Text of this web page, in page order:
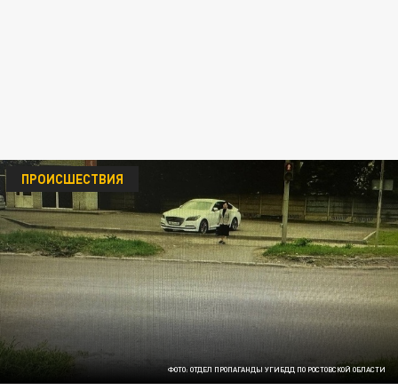
ФОТО: ОТДЕЛ ПРОПАГАНДЫ УГИБДД ПО РОСТОВСКОЙ ОБЛАСТИ
ПРОИСШЕСТВИЯ